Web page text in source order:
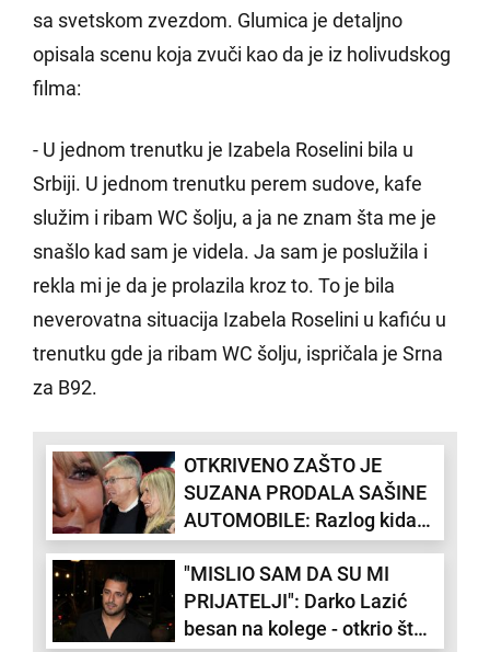
sa svetskom zvezdom. Glumica je detaljno
opisala scenu koja zvuči kao da je iz holivudskog
filma:
- U jednom trenutku je Izabela Roselini bila u
Srbiji. U jednom trenutku perem sudove, kafe
služim i ribam WC šolju, a ja ne znam šta me je
snašlo kad sam je videla. Ja sam je poslužila i
rekla mi je da je prolazila kroz to. To je bila
neverovatna situacija Izabela Roselini u kafiću u
trenutku gde ja ribam WC šolju, ispričala je Srna
za B92.
OTKRIVENO ZAŠTO JE
SUZANA PRODALA SAŠINE
AUTOMOBILE: Razlog kida
dušu
"MISLIO SAM DA SU MI
PRIJATELJI": Darko Lazić
besan na kolege - otkrio šta